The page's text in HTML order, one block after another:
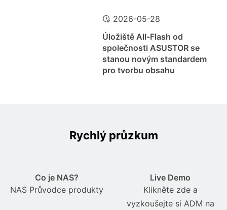
2026-05-28
Úložiště All-Flash od
společnosti ASUSTOR se
stanou novým standardem
pro tvorbu obsahu
Rychlý průzkum
Co je NAS?
NAS Průvodce produkty
Live Demo
Klikněte zde a
vyzkoušejte si ADM na